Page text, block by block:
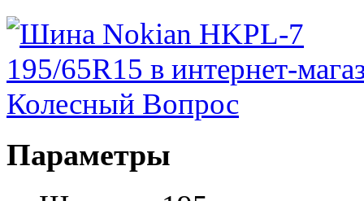
Параметры